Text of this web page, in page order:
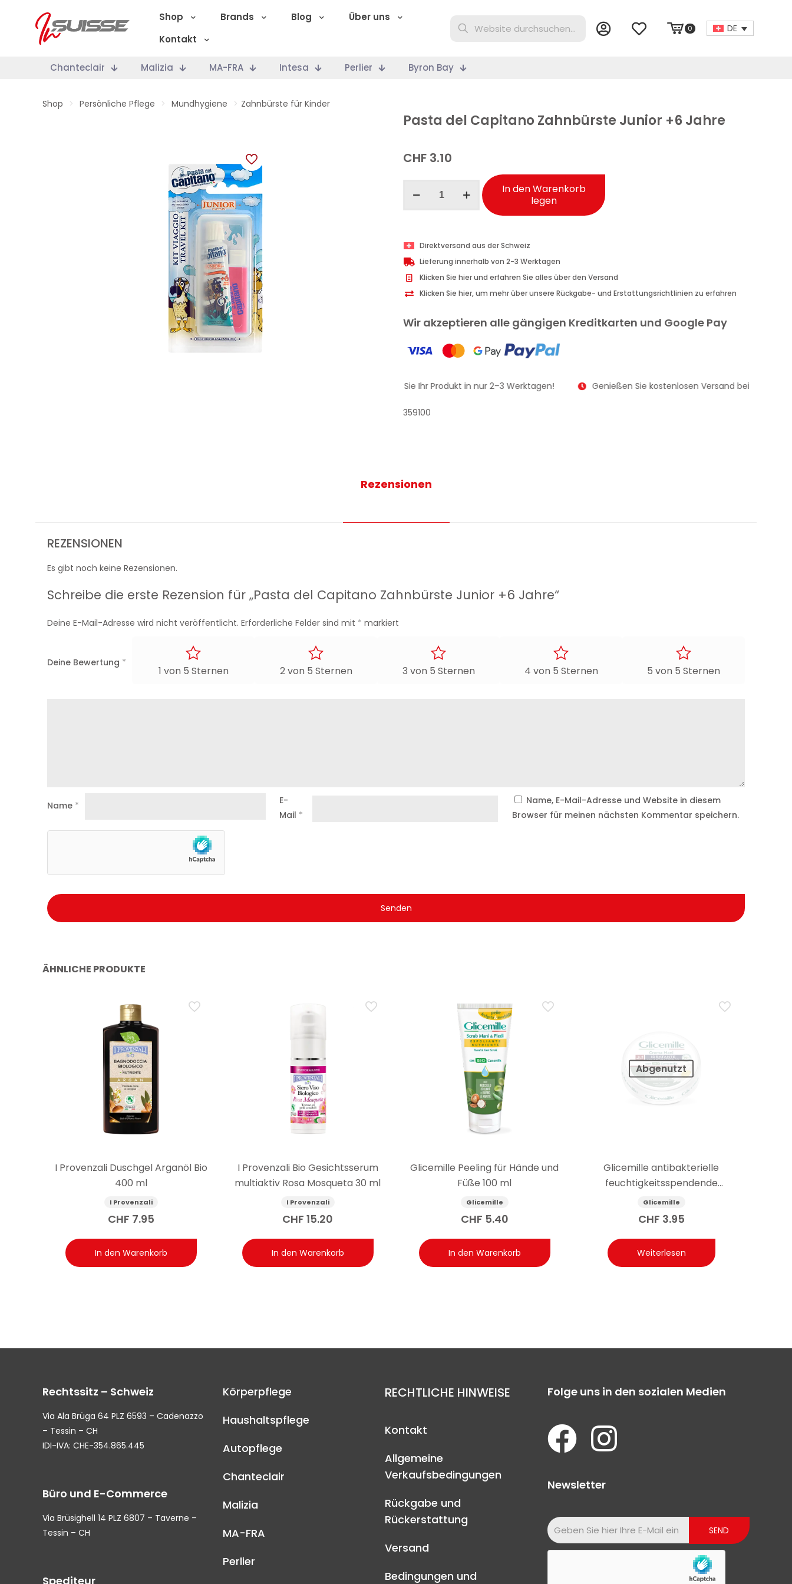
Shop Brands Blog
Über uns
Kontakt
0 DE
Chanteclair Malizia MA-FRA Intesa Perlier Byron Bay
Shop > Persönliche Pflege > Mundhygiene > Zahnbürste für Kinder
Pasta del Capitano Zahnbürste Junior +6 Jahre
CHF 3.10
Junior
+6
Jahre
Menge
In den Warenkorb
legen
Direktversand aus der Schweiz
Lieferung innerhalb von 2-3 Werktagen
Klicken Sie hier und erfahren Sie alles über den Versand
Klicken Sie hier, um mehr über unsere Rückgabe- und Erstattungsrichtlinien zu erfahren
Wir akzeptieren alle gängigen Kreditkarten und Google Pay
Erhalten Sie Ihr Produkt in nur 2–3 Werktagen! Genießen Sie kostenlosen Versand bei
359100
Rezensionen
REZENSIONEN
Es gibt noch keine Rezensionen.
Schreibe die erste Rezension für „Pasta del Capitano Zahnbürste Junior +6 Jahre“
Deine E-Mail-Adresse wird nicht veröffentlicht. Erforderliche Felder sind mit * markiert
Deine Bewertung *
1 von 5 Sternen 2 von 5 Sternen 3 von 5 Sternen 4 von 5 Sternen 5 von 5 Sternen
Name *
E-
Mail *
Name, E-Mail-Adresse und Website in diesem
Browser für meinen nächsten Kommentar speichern.
ÄHNLICHE PRODUKTE
I Provenzali Duschgel Arganöl Bio
400 ml
I Provenzali
CHF 7.95
In den Warenkorb
I Provenzali Bio Gesichtsserum
multiaktiv Rosa Mosqueta 30 ml
I Provenzali
CHF 15.20
In den Warenkorb
Glicemille Peeling für Hände und
Füße 100 ml
Glicemille
CHF 5.40
In den Warenkorb
Abgenutzt
Glicemille antibakterielle
feuchtigkeitsspendende
Handcreme mit Präbiotikum 100 ml
Glicemille
CHF 3.95
Weiterlesen
Rechtssitz – Schweiz
Via Ala Brüga 64 PLZ 6593 – Cadenazzo
– Tessin – CH
IDI-IVA: CHE-354.865.445
Büro und E-Commerce
Via Brüsighell 14 PLZ 6807 – Taverne –
Tessin – CH
Spediteur
Körperpflege
Haushaltspflege
Autopflege
Chanteclair
Malizia
MA-FRA
Perlier
RECHTLICHE HINWEISE
Kontakt
Allgemeine
Verkaufsbedingungen
Rückgabe und
Rückerstattung
Versand
Bedingungen und
Folge uns in den sozialen Medien
Newsletter